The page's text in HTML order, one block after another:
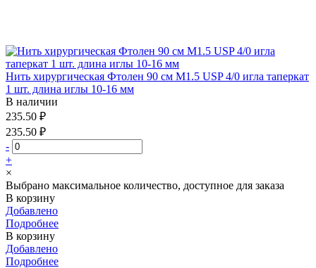
Нить хирургическая Фтолен 90 см М1.5 USP 4/0 игла таперкат
1 шт. длина иглы 10-16 мм
В наличии
235.50 ₽
235.50 ₽
-
+
×
Выбрано максимальное количество, доступное для заказа
В корзину
Добавлено
Подробнее
В корзину
Добавлено
Подробнее